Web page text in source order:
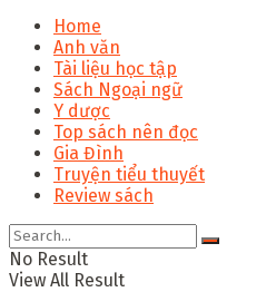
Home
Anh văn
Tài liệu học tập
Sách Ngoại ngữ
Y dược
Top sách nên đọc
Gia Đình
Truyện tiểu thuyết
Review sách
No Result
View All Result